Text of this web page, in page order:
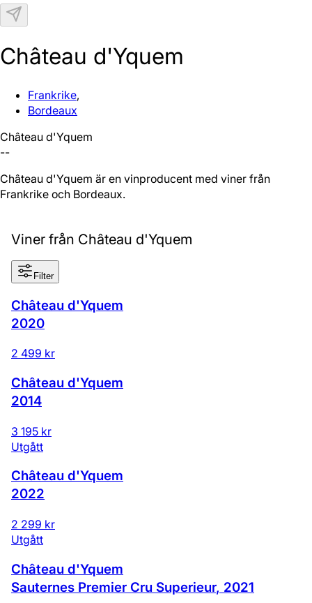
Château d'Yquem
Frankrike,
Bordeaux
Château d'Yquem
--
Château d'Yquem är en vinproducent med viner från
Frankrike och Bordeaux.
Viner från Château d'Yquem
Filter
Château d'Yquem
2020
2 499 kr
Château d'Yquem
2014
3 195 kr
Utgått
Château d'Yquem
2022
2 299 kr
Utgått
Château d'Yquem
Sauternes Premier Cru Superieur, 2021